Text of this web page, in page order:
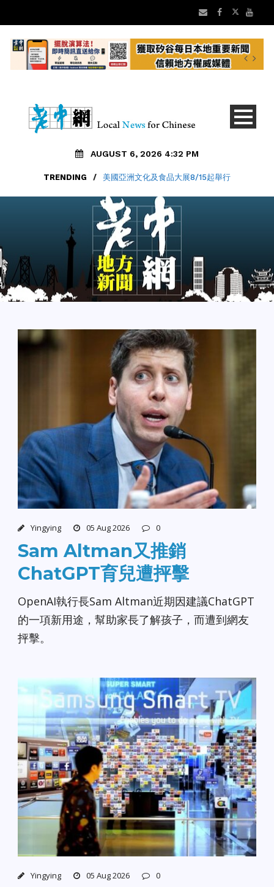
AUGUST 6, 2026 4:32 PM
TRENDING / 美國亞洲文化及食品大展8/15起舉行
Yingying 05 Aug 2026 0
Sam Altman又推銷
ChatGPT育兒遭抨擊
OpenAI執行長Sam Altman近期因建議ChatGPT
的一項新用途，幫助家長了解孩子，而遭到網友
抨擊。
Yingying 05 Aug 2026 0